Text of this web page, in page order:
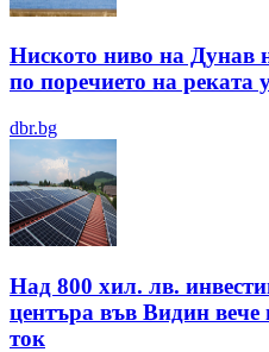
Ниското ниво на Дунав
по поречието на реката
dbr.bg
Над 800 хил. лв.
центъра във Видин вече
ток